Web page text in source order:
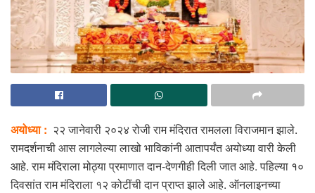
अयोध्या : २२ जानेवारी २०२४ रोजी राम मंदिरात रामलला विराजमान झाले.
रामदर्शनाची आस लागलेल्या लाखो भाविकांनी आतापर्यंत अयोध्या वारी केली
आहे. राम मंदिराला मोठ्या प्रमाणात दान-देणगीही दिली जात आहे. पहिल्या १०
दिवसांत राम मंदिराला १२ कोटींची दान प्राप्त झाले आहे. ऑनलाइनच्या